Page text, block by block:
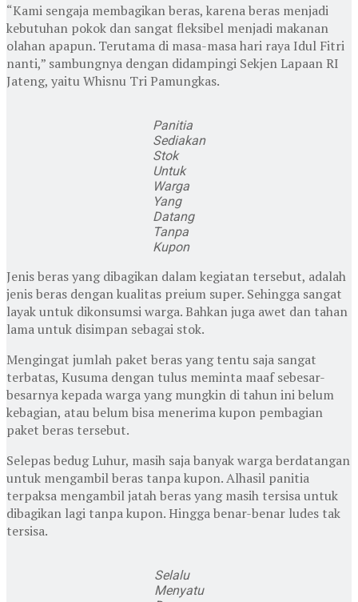
“Kami sengaja membagikan beras, karena beras menjadi
kebutuhan pokok dan sangat fleksibel menjadi makanan
olahan apapun. Terutama di masa-masa hari raya Idul Fitri
nanti,” sambungnya dengan didampingi Sekjen Lapaan RI
Jateng, yaitu Whisnu Tri Pamungkas.
Panitia
Sediakan
Stok
Untuk
Warga
Yang
Datang
Tanpa
Kupon
Jenis beras yang dibagikan dalam kegiatan tersebut, adalah
jenis beras dengan kualitas preium super. Sehingga sangat
layak untuk dikonsumsi warga. Bahkan juga awet dan tahan
lama untuk disimpan sebagai stok.
Mengingat jumlah paket beras yang tentu saja sangat
terbatas, Kusuma dengan tulus meminta maaf sebesar-
besarnya kepada warga yang mungkin di tahun ini belum
kebagian, atau belum bisa menerima kupon pembagian
paket beras tersebut.
Selepas bedug Luhur, masih saja banyak warga berdatangan
untuk mengambil beras tanpa kupon. Alhasil panitia
terpaksa mengambil jatah beras yang masih tersisa untuk
dibagikan lagi tanpa kupon. Hingga benar-benar ludes tak
tersisa.
Selalu
Menyatu